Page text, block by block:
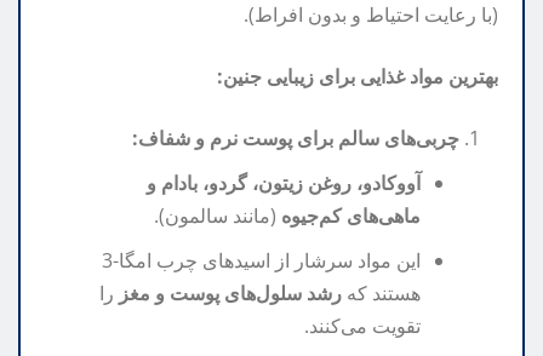
(با رعایت احتیاط و بدون افراط).
بهترین مواد غذایی برای زیبایی جنین:
چربی‌های سالم برای پوست نرم و شفاف:
آووکادو، روغن زیتون، گردو، بادام و
ماهی‌های کم‌جیوه (مانند سالمون).
این مواد سرشار از اسیدهای چرب امگا-3
هستند که رشد سلول‌های پوست و مغز را
تقویت می‌کنند.